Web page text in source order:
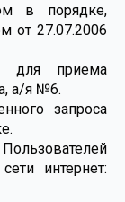
в порядке,
от 27.07.2006
для приема
а/я №6.
запроса
интернет: